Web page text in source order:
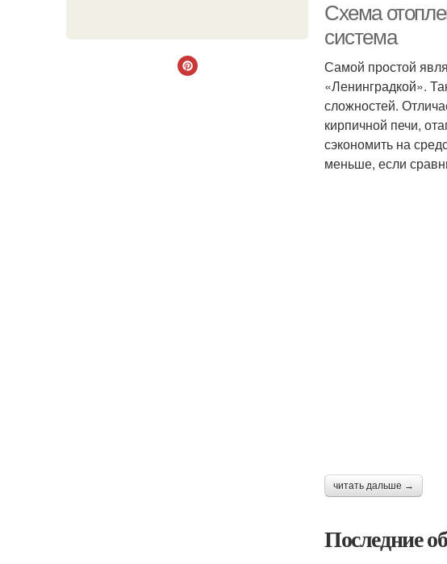
Схема
система
Самой простой
«Ленинградкой».
сложностей.
кирпичной печи,
сэкономить на
меньше, если
читать дальше →
Последние